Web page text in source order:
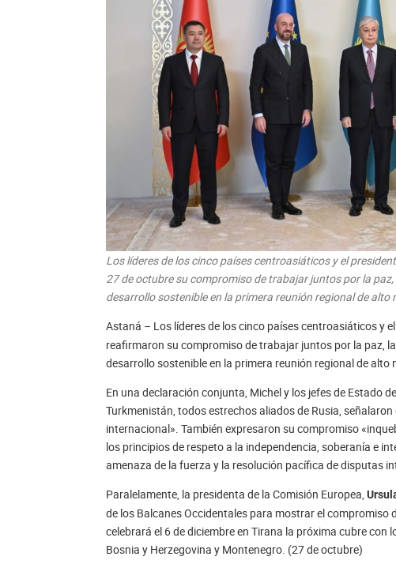
Los líderes de los cinco países centroasiáticos y el
27 de octubre su compromiso de trabajar juntos por la
desarrollo sostenible en la primera reunión regional de
Astaná – Los líderes de los cinco países centroasiáticos y
reafirmaron su compromiso de trabajar juntos por la paz,
desarrollo sostenible en la primera reunión regional de alto
En una declaración conjunta, Michel y los jefes de Estado
Turkmenistán, todos estrechos aliados de Rusia,
internacional». También expresaron su compromiso
los principios de respeto a la independencia, soberanía e
amenaza de la fuerza y la resolución pacífica de disputas
Paralelamente, la presidenta de la Comisión Europea,
de los Balcanes Occidentales para mostrar el compromiso
celebrará el 6 de diciembre en Tirana la próxima cubre con
Bosnia y Herzegovina y Montenegro. (27 de octubre)